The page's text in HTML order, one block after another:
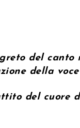
del canto
della
del cuore